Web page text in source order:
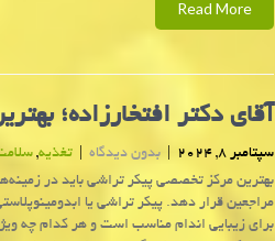
Read More
آقای دکتر افتخارزاده؛
سپتامبر 8, 2024 بدون دیدگاه تغذیه,
بهترین مرکز تخصصی پیکر تراشی باید در
مراجعین قرار دهد. پیکر تراشی یا
برای زیبایی اندام مناسب است و هر کدام چه